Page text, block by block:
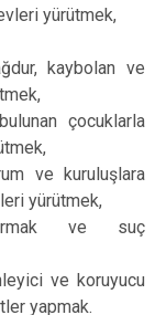
yürütmek,
kaybolan ve
çocuklarla
ve kuruluşlara
yürütmek,
ve suç
ve koruyucu
yapmak.